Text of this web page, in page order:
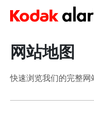
Skip to main content
网站地图
快速浏览我们的完整网